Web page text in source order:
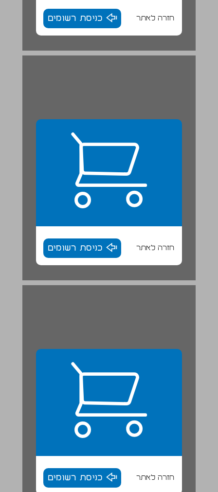
חזרה לאתר כניסת רשומים
חזרה לאתר כניסת רשומים
חזרה לאתר כניסת רשומים